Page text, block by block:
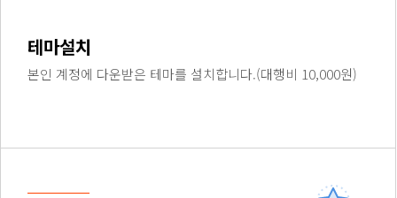
테마설치
본인 계정에 다운받은 테마를 설치합니다.(대행비 10,000원)